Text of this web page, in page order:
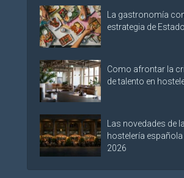
La gastronomía
estrategia de Estado
Como afrontar la
de talento en
Las novedades de la
hostelería española
2026